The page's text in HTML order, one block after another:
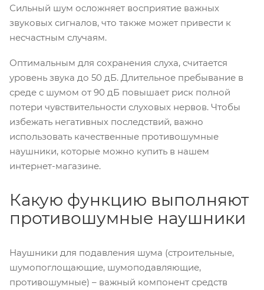
Сильный шум осложняет восприятие важных
звуковых сигналов, что также может привести к
несчастным случаям.
Оптимальным для сохранения слуха, считается
уровень звука до 50 дБ. Длительное пребывание в
среде с шумом от 90 дБ повышает риск полной
потери чувствительности слуховых нервов. Чтобы
избежать негативных последствий, важно
использовать качественные противошумные
наушники, которые можно купить в нашем
интернет-магазине.
Какую функцию выполняют
противошумные наушники
Наушники для подавления шума (строительные,
шумопоглощающие, шумоподавляющие,
противошумные) – важный компонент средств